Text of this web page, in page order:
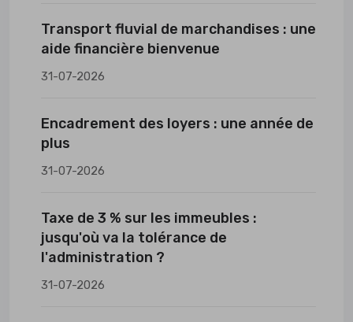
Transport fluvial de marchandises : une
aide financière bienvenue
31-07-2026
Encadrement des loyers : une année de
plus
31-07-2026
Taxe de 3 % sur les immeubles :
jusqu'où va la tolérance de
l'administration ?
31-07-2026